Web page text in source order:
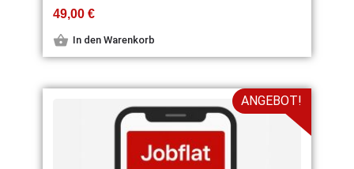
49,00€
In den Warenkorb
ANGEBOT!